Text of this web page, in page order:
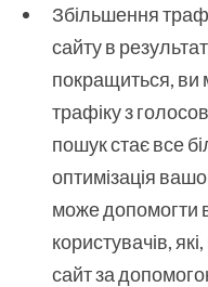
Збільшення
сайту в
покращиться, ви
трафіку з
пошук стає все
оптимізація
може допомогти
користувачів,
сайт за